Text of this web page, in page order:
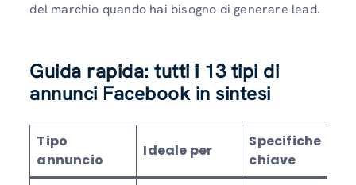
del marchio quando hai bisogno di generare lead.
Guida rapida: tutti i 13 tipi di
annunci Facebook in sintesi
Tipo
annuncio
Ideale per
Specifiche
chiave